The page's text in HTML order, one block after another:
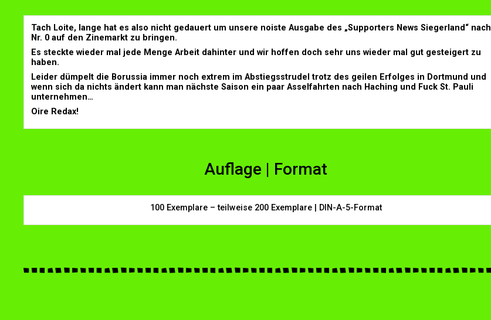
Tach Loite, lange hat es also nicht gedauert um unsere noiste Ausgabe des „Supporters News Siegerland“ nach
Nr. 0 auf den Zinemarkt zu bringen.
Es steckte wieder mal jede Menge Arbeit dahinter und wir hoffen doch sehr uns wieder mal gut gesteigert zu
haben.
Leider dümpelt die Borussia immer noch extrem im Abstiegsstrudel trotz des geilen Erfolges in Dortmund und
wenn sich da nichts ändert kann man nächste Saison ein paar Asselfahrten nach Haching und Fuck St. Pauli
unternehmen…
Oire Redax!
Auflage | Format
100 Exemplare – teilweise 200 Exemplare | DIN-A-5-Format